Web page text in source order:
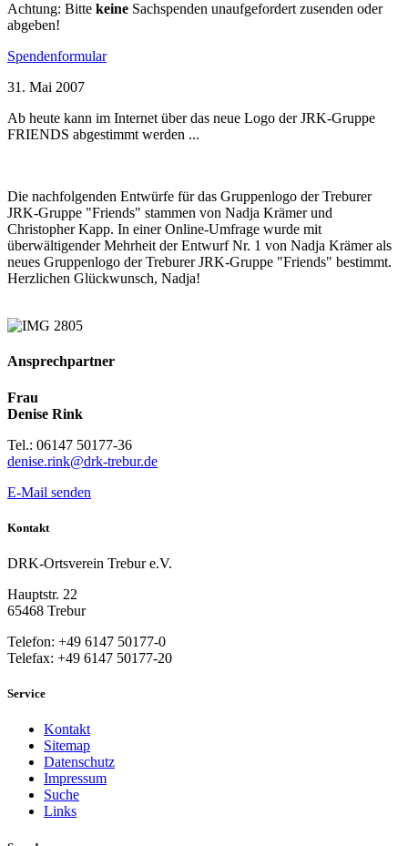
Achtung: Bitte keine Sachspenden unaufgefordert zusenden oder
abgeben!
Spendenformular
31. Mai 2007
Ab heute kann im Internet über das neue Logo der JRK-Gruppe
FRIENDS abgestimmt werden ...
Die nachfolgenden Entwürfe für das Gruppenlogo der Treburer
JRK-Gruppe "Friends" stammen von Nadja Krämer und
Christopher Kapp. In einer Online-Umfrage wurde mit
überwältigender Mehrheit der Entwurf Nr. 1 von Nadja Krämer als
neues Gruppenlogo der Treburer JRK-Gruppe "Friends" bestimmt.
Herzlichen Glückwunsch, Nadja!
Ansprechpartner
Frau
Denise Rink
Tel.: 06147 50177-36
denise.rink@drk-trebur.de
E-Mail senden
Kontakt
DRK-Ortsverein Trebur e.V.
Hauptstr. 22
65468 Trebur
Telefon: +49 6147 50177-0
Telefax: +49 6147 50177-20
Service
Kontakt
Sitemap
Datenschutz
Impressum
Suche
Links